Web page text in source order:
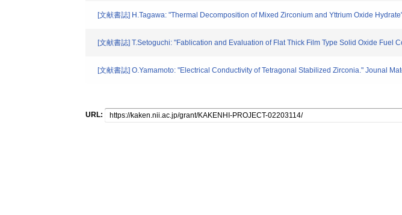
[文献書誌] H.Tagawa: "Thermal Decomposition of Mixed Zirconium and Yttrium Oxide
[文献書誌] T.Setoguchi: "Fablication and Evaluation of Flat Thick Film Type Solid Oxide Fuel
[文献書誌] O.Yamamoto: "Electrical Conductivity of Tetragonal Stabilized Zirconia." Jounal
URL: